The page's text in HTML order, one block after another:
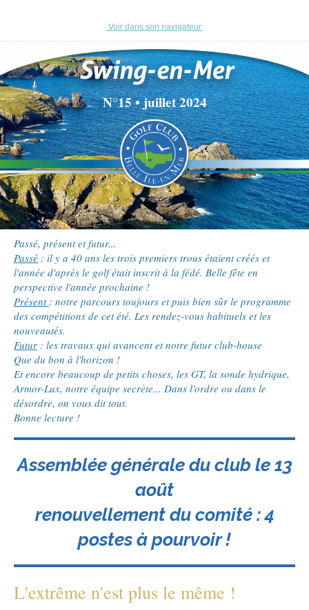
Voir dans son navigateur.
N°15 • juillet 2024
Passé, présent et futur...
Passé : il y a 40 ans les trois premiers trous étaient créés et
l'année d'après le golf était inscrit à la fédé. Belle fête en
perspective l'année prochaine !
Présent: notre parcours toujours et puis bien sûr le programme
des compétitions de cet été. Les rendez-vous habituels et les
nouveautés.
Futur : les travaux qui avancent et notre futur club-house
Que du bon à l'horizon !
Et encore beaucoup de petits choses, les GT, la sonde hydrique,
Armor-Lux, notre équipe secrète... Dans l'ordre ou dans le
désordre, on vous dit tout.
Bonne lecture !
Assemblée générale du club le 13
août
renouvellement du comité : 4
postes à pourvoir !
L'extrême n'est plus le même !